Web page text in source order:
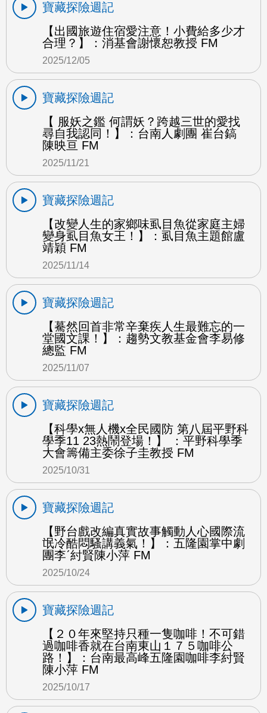
寶藏探險週記
【出國旅遊住宿愛注意！小費給多少才
合理？】：消基會謝懷恕教授 FM
2025/12/05
寶藏探險週記
【 服妖之鑑 何謂妖？跨越三世的愛找
尋自我認同！】：台南人劇團 崔台鎬
陳映亘 FM
2025/11/21
寶藏探險週記
【改變人生的家鄉味虱目魚從家庭主婦
變身虱目魚女王！】：虱目魚主題館盧
靖穎 FM
2025/11/14
寶藏探險週記
【驀然回首非常辛棄疾人生最難忘的一
堂國文課！】：趨勢文教基金會李易修
總監 FM
2025/11/07
寶藏探險週記
【科學x無人機x全民國防 第八屆平野科
學季11 23熱鬧登場！】 ：平野科學季
大會籌備主委徐子圭教授 FM
2025/10/31
寶藏探險週記
【野台戲改編真實故事觸動人心國際流
氓冷酷悶騷講義氣！】：五隆園掌中劇
團李ˊ紂賢陳小萍 FM
2025/10/24
寶藏探險週記
【２０年來堅持只種一隻咖啡！不可錯
過咖啡香就在台南東山１７５咖啡公
路！】：台南最高峰五隆園咖啡李紂賢
陳小萍 FM
2025/10/17